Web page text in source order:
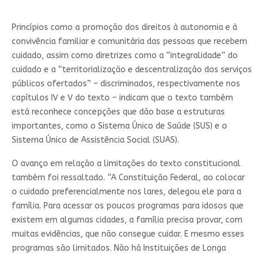
Princípios como a promoção dos direitos à autonomia e à
convivência familiar e comunitária das pessoas que recebem
cuidado, assim como diretrizes como a “integralidade” do
cuidado e a “territorialização e descentralização dos serviços
públicos ofertados” – discriminados, respectivamente nos
capítulos IV e V do texto – indicam que o texto também
está reconhece concepções que dão base a estruturas
importantes, como o Sistema Único de Saúde (SUS) e o
Sistema Único de Assistência Social (SUAS).
O avanço em relação a limitações do texto constitucional
também foi ressaltado. “A Constituição Federal, ao colocar
o cuidado preferencialmente nos lares, delegou ele para a
família. Para acessar os poucos programas para idosos que
existem em algumas cidades, a família precisa provar, com
muitas evidências, que não consegue cuidar. E mesmo esses
programas são limitados. Não há Instituições de Longa